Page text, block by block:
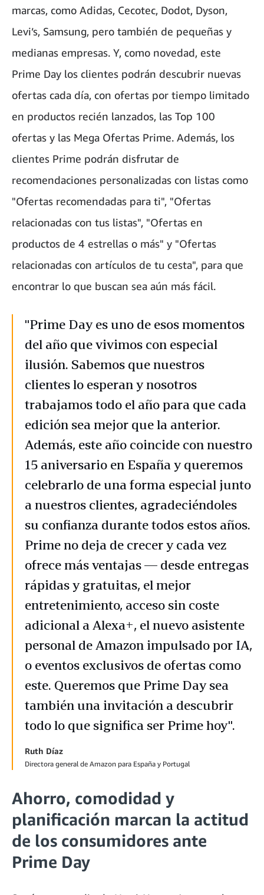
marcas, como Adidas, Cecotec, Dodot, Dyson,
Levi’s, Samsung, pero también de pequeñas y
medianas empresas. Y, como novedad, este
Prime Day los clientes podrán descubrir nuevas
ofertas cada día, con ofertas por tiempo limitado
en productos recién lanzados, las Top 100
ofertas y las Mega Ofertas Prime. Además, los
clientes Prime podrán disfrutar de
recomendaciones personalizadas con listas como
"Ofertas recomendadas para ti", "Ofertas
relacionadas con tus listas", "Ofertas en
productos de 4 estrellas o más" y "Ofertas
relacionadas con artículos de tu cesta", para que
encontrar lo que buscan sea aún más fácil.
"Prime Day es uno de esos momentos
del año que vivimos con especial
ilusión. Sabemos que nuestros
clientes lo esperan y nosotros
trabajamos todo el año para que cada
edición sea mejor que la anterior.
Además, este año coincide con nuestro
15 aniversario en España y queremos
celebrarlo de una forma especial junto
a nuestros clientes, agradeciéndoles
su confianza durante todos estos años.
Prime no deja de crecer y cada vez
ofrece más ventajas — desde entregas
rápidas y gratuitas, el mejor
entretenimiento, acceso sin coste
adicional a Alexa+, el nuevo asistente
personal de Amazon impulsado por IA,
o eventos exclusivos de ofertas como
este. Queremos que Prime Day sea
también una invitación a descubrir
todo lo que significa ser Prime hoy".
Ruth Díaz
Directora general de Amazon para España y Portugal
Ahorro, comodidad y
planificación marcan la actitud
de los consumidores ante
Prime Day